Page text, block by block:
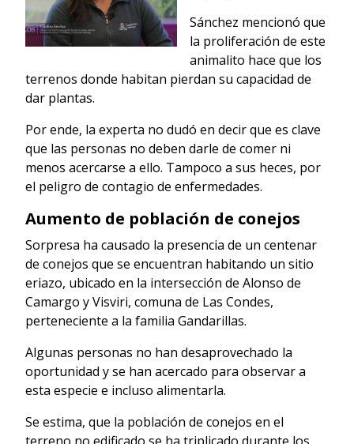
Sánchez mencionó que
la proliferación de este
animalito hace que los
terrenos donde habitan pierdan su capacidad de
dar plantas.
Por ende, la experta no dudó en decir que es clave
que las personas no deben darle de comer ni
menos acercarse a ello. Tampoco a sus heces, por
el peligro de contagio de enfermedades.
Aumento de población de conejos
Sorpresa ha causado la presencia de un centenar
de conejos que se encuentran habitando un sitio
eriazo, ubicado en la intersección de Alonso de
Camargo y Visviri, comuna de Las Condes,
perteneciente a la familia Gandarillas.
Algunas personas no han desaprovechado la
oportunidad y se han acercado para observar a
esta especie e incluso alimentarla.
Se estima, que la población de conejos en el